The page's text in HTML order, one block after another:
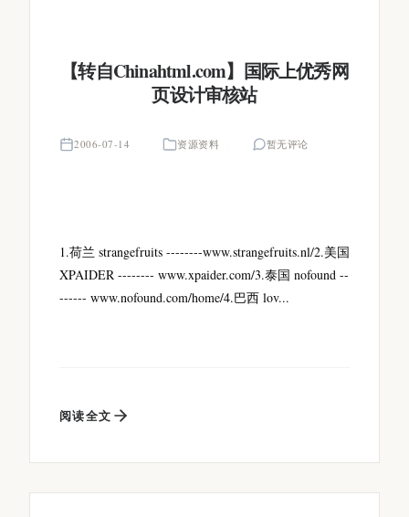
【转自Chinahtml.com】国际上优秀网
页设计审核站
2006-07-14 资源资料 暂无评论
1.荷兰 strangefruits --------www.strangefruits.nl/2.美国
XPAIDER -------- www.xpaider.com/3.泰国 nofound --
------ www.nofound.com/home/4.巴西 lov...
阅读全文